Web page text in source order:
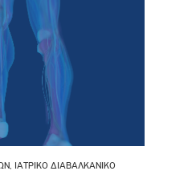
ΙΑΤΡΙΚΟ ΔΙΑΒΑΛΚΑΝΙΚΟ